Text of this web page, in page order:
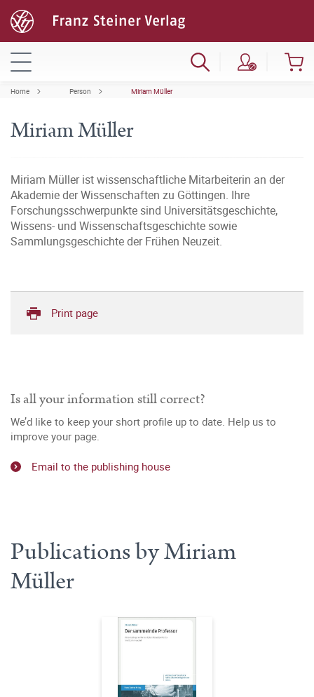
Home Person Miriam Müller
Miriam Müller
Miriam Müller ist wissenschaftliche Mitarbeiterin an der
Akademie der Wissenschaften zu Göttingen. Ihre
Forschungsschwerpunkte sind Universitätsgeschichte,
Wissens- und Wissenschaftsgeschichte sowie
Sammlungsgeschichte der Frühen Neuzeit.
Print page
Is all your information still correct?
We’d like to keep your short profile up to date. Help us to
improve your page.
Email to the publishing house
Publications by Miriam
Müller